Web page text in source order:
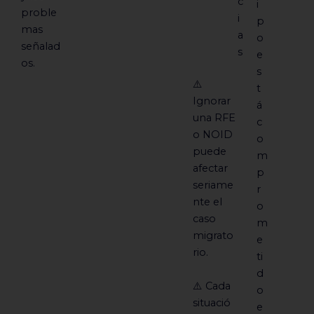
proble
mas
señalad
os.
i
a
s
⚠️
Ignorar
una RFE
o NOID
puede
afectar
seriame
nte el
caso
migrato
rio.
⚠️ Cada
situació
i
p
o
e
s
t
á
c
o
m
p
r
o
m
e
ti
d
o
e